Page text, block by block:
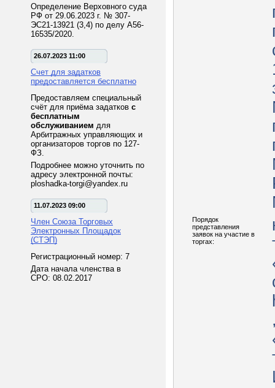
Определение Верховного суда
РФ от 29.06.2023 г. № 307-
ЭС21-13921 (3,4) по делу А56-
16535/2020.
26.07.2023 11:00
Счет для задатков
предоставляется бесплатно
Предоставляем специальный
счёт для приёма задатков с
бесплатным
обслуживанием для
Арбитражных управляющих и
организаторов торгов по 127-
ФЗ.
Подробнее можно уточнить по
адресу электронной почты:
ploshadka-torgi@yandex.ru
11.07.2023 09:00
Член Союза Торговых
Электронных Площадок
(СТЭП)
Регистрационный номер: 7
Дата начала членства в
СРО: 08.02.2017
Порядок
представления
заявок на участие в
торгах: